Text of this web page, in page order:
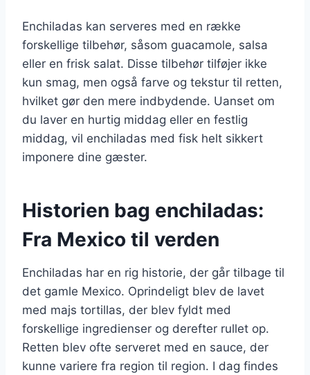
Enchiladas kan serveres med en række
forskellige tilbehør, såsom guacamole, salsa
eller en frisk salat. Disse tilbehør tilføjer ikke
kun smag, men også farve og tekstur til retten,
hvilket gør den mere indbydende. Uanset om
du laver en hurtig middag eller en festlig
middag, vil enchiladas med fisk helt sikkert
imponere dine gæster.
Historien bag enchiladas:
Fra Mexico til verden
Enchiladas har en rig historie, der går tilbage til
det gamle Mexico. Oprindeligt blev de lavet
med majs tortillas, der blev fyldt med
forskellige ingredienser og derefter rullet op.
Retten blev ofte serveret med en sauce, der
kunne variere fra region til region. I dag findes